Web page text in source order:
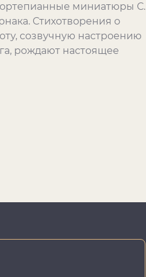
миниатюры С.
Стихотворения о
созвучную настроению
рождают настоящее